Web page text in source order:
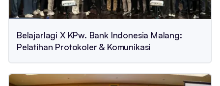
Belajarlagi X KPw. Bank Indonesia Malang:
Pelatihan Protokoler & Komunikasi